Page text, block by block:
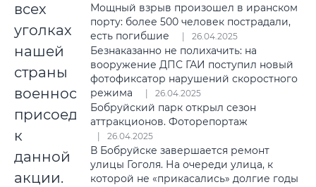
всех
уголках
нашей
страны
военнослужащие
присоединились
к
данной
акции.
Мощный взрыв произошел в иранском
порту: более 500 человек пострадали,
есть погибшие
26.04.2025
Безнаказанно не полихачить: на
вооружение ДПС ГАИ поступил новый
фотофиксатор нарушений скоростного
режима
26.04.2025
Бобруйский парк открыл сезон
аттракционов. Фоторепортаж
26.04.2025
В Бобруйске завершается ремонт
улицы Гоголя. На очереди улица, к
которой не «прикасались» долгие годы